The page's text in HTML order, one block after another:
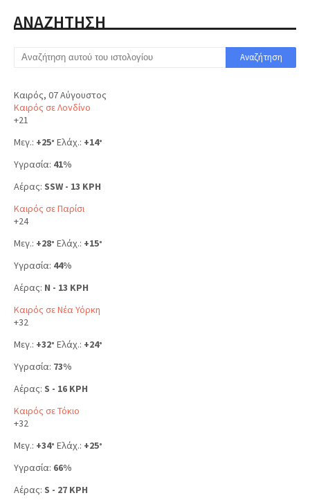
ΑΝΑΖΗΤΗΣΗ
Καιρός, 07 Αύγουστος
Καιρός σε Λονδίνο
+21
Μεγ.: +25° Ελάχ.: +14°
Υγρασία: 41%
Αέρας: SSW - 13 KPH
Καιρός σε Παρίσι
+24
Μεγ.: +28° Ελάχ.: +15°
Υγρασία: 44%
Αέρας: N - 13 KPH
Καιρός σε Νέα Υόρκη
+32
Μεγ.: +32° Ελάχ.: +24°
Υγρασία: 73%
Αέρας: S - 16 KPH
Καιρός σε Τόκιο
+32
Μεγ.: +34° Ελάχ.: +25°
Υγρασία: 66%
Αέρας: S - 27 KPH